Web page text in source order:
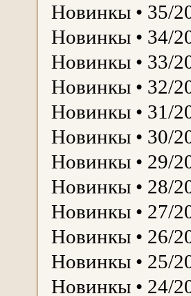
Новинкы • 35/
Новинкы • 34/
Новинкы • 33/
Новинкы • 32/
Новинкы • 31/
Новинкы • 30/
Новинкы • 29/
Новинкы • 28/
Новинкы • 27/
Новинкы • 26/
Новинкы • 25/
Новинкы • 24/